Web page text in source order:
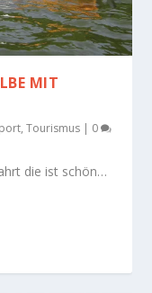
MIT
,Tourismus | 0
die ist schön…